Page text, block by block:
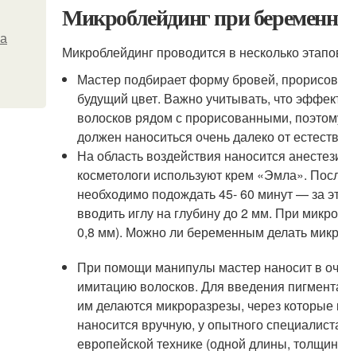
Микроблейдинг при
Микроблейдинг проводится в несколько
Мастер подбирает форму бровей,
будущий цвет. Важно учитывать, что
волосков рядом с прорисованными,
должен наноситься очень далеко от
На область воздействия наносится
косметологи используют крем «Эмла».
необходимо подождать 45- 60 минут — за
вводить иглу на глубину до 2 мм. При
0,8 мм). Можно ли беременным делать
При помощи манипулы мастер наносит в
имитацию волосков. Для введения
им делаются микроразрезы, через
наносится вручную, у опытного
европейской технике (одной длины,